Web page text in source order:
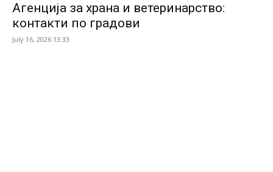
Агенција за храна и ветеринарство:
контакти по градови
July 16, 2026 13:33